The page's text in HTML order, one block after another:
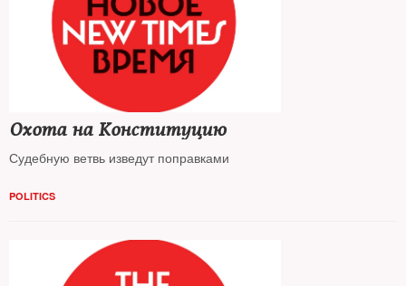
Охота на Конституцию
Судебную ветвь изведут поправками
POLITICS